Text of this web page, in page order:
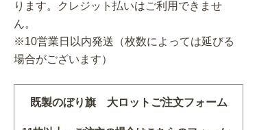
ります。クレジット払いはご利用できませ
ん。
※10営業日以内発送（枚数によっては延びる
場合がございます）